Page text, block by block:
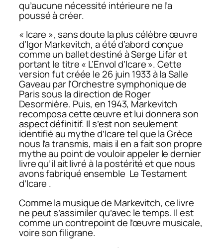
qu’aucune nécessité intérieure ne l’a
poussé à créer.
« Icare », sans doute la plus célèbre œuvre
d’Igor Markevitch, a été d’abord conçue
comme un ballet destiné à Serge Lifar et
portant le titre « L’Envol d’Icare ». Cette
version fut créée le 26 juin 1933 à la Salle
Gaveau par l’Orchestre symphonique de
Paris sous la direction de Roger
Desormière. Puis, en 1943, Markevitch
recomposa cette œuvre et lui donnera son
aspect définitif. Il s’est non seulement
identifié au mythe d’Icare tel que la Grèce
nous l’a transmis, mais il en a fait son propre
mythe au point de vouloir appeler le dernier
livre qu’il ait livré à la postérité et que nous
avons fabriqué ensemble Le Testament
d’Icare .
Comme la musique de Markevitch, ce livre
ne peut s’assimiler qu’avec le temps. Il est
comme un contrepoint de l’œuvre musicale,
voire son filigrane.